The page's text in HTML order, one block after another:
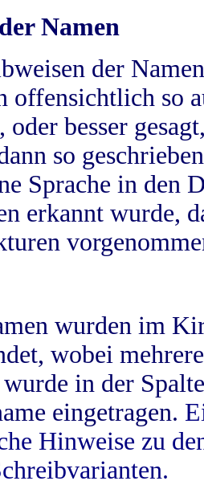
Namen
der
offensichtlich so
oder besser
so
Sprache in
erkannt wurde,
wurden im
wobei
in der
eingetragen.
Hinweise zu